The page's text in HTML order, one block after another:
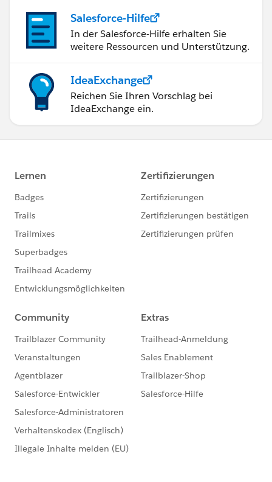
Salesforce-Hilfe
In der Salesforce-Hilfe erhalten Sie
weitere Ressourcen und Unterstützung.
IdeaExchange
Reichen Sie Ihren Vorschlag bei
IdeaExchange ein.